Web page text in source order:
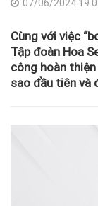
07/06/2024
Cùng với việc
Tập đoàn Hoa
công hoàn
sao đầu tiên và